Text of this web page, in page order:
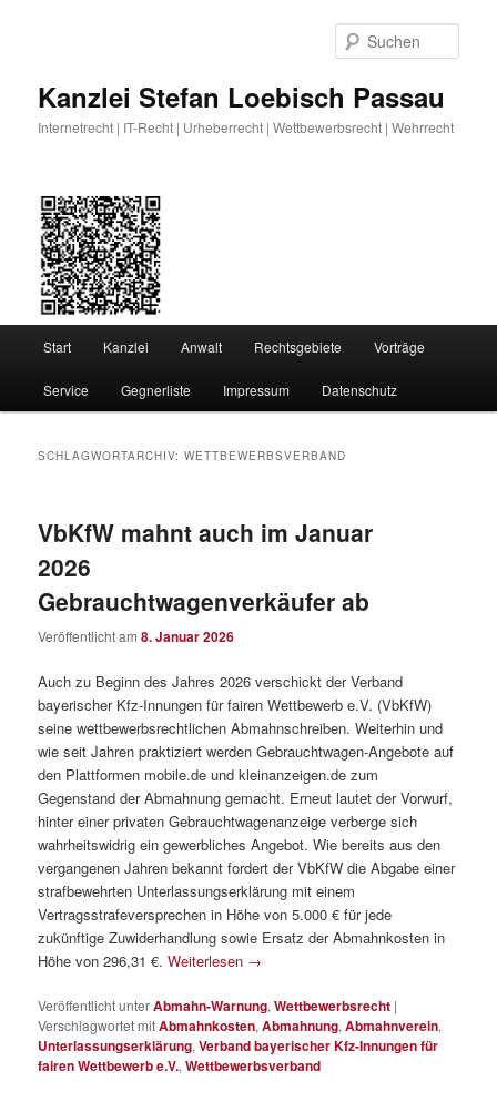
Kanzlei Stefan Loebisch Passau
Internetrecht | IT-Recht | Urheberrecht | Wettbewerbsrecht | Wehrrecht
Start Kanzlei Anwalt Rechtsgebiete Vorträge
Service Gegnerliste Impressum Datenschutz
SCHLAGWORTARCHIV:WETTBEWERBSVERBAND
VbKfW mahnt auch im Januar
2026
Gebrauchtwagenverkäufer ab
Veröffentlicht am8. Januar 2026
Auch zu Beginn des Jahres 2026 verschickt der Verband
bayerischer Kfz-Innungen für fairen Wettbewerb e.V. (VbKfW)
seine wettbewerbsrechtlichen Abmahnschreiben. Weiterhin und
wie seit Jahren praktiziert werden Gebrauchtwagen-Angebote auf
den Plattformen mobile.de und kleinanzeigen.de zum
Gegenstand der Abmahnung gemacht. Erneut lautet der Vorwurf,
hinter einer privaten Gebrauchtwagenanzeige verberge sich
wahrheitswidrig ein gewerbliches Angebot. Wie bereits aus den
vergangenen Jahren bekannt fordert der VbKfW die Abgabe einer
strafbewehrten Unterlassungserklärung mit einem
Vertragsstrafeversprechen in Höhe von 5.000 € für jede
zukünftige Zuwiderhandlung sowie Ersatz der Abmahnkosten in
Höhe von 296,31 €.Weiterlesen →
Veröffentlicht unterAbmahn-Warnung,Wettbewerbsrecht |
Verschlagwortet mitAbmahnkosten,Abmahnung,Abmahnverein,
Unterlassungserklärung,Verband bayerischer Kfz-Innungen für
fairen Wettbewerb e.V.,Wettbewerbsverband